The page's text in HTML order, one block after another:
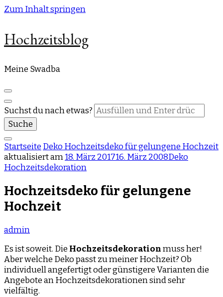
Zum Inhalt springen
Hochzeitsblog
Meine Swadba
Suchst du nach etwas?
Startseite Deko Hochzeitsdeko für gelungene Hochzeit
aktualisiert am18. März 201716. März 2008Deko
Hochzeitsdekoration
Hochzeitsdeko für gelungene
Hochzeit
admin
Es ist soweit. Die Hochzeitsdekorationmuss her!
Aber welche Deko passt zu meiner Hochzeit? Ob
individuell angefertigt oder günstigere Varianten die
Angebote an Hochzeitsdekorationen sind sehr
vielfältig.